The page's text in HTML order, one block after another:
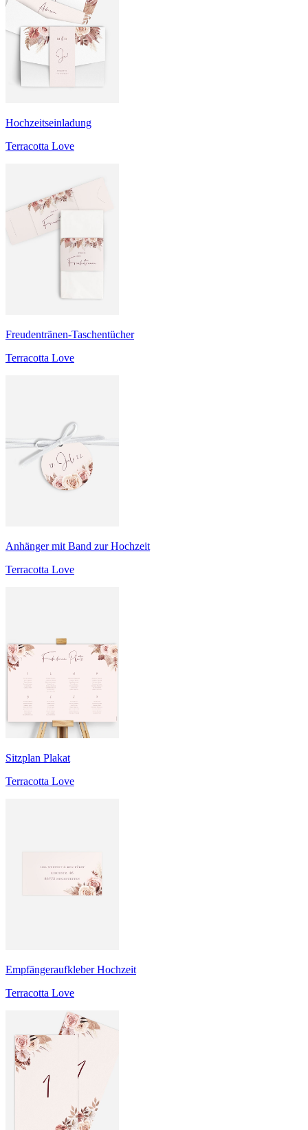
Hochzeitseinladung
Terracotta Love
Freudentränen-Taschentücher
Terracotta Love
Anhänger mit Band zur Hochzeit
Terracotta Love
Sitzplan Plakat
Terracotta Love
Empfängeraufkleber Hochzeit
Terracotta Love